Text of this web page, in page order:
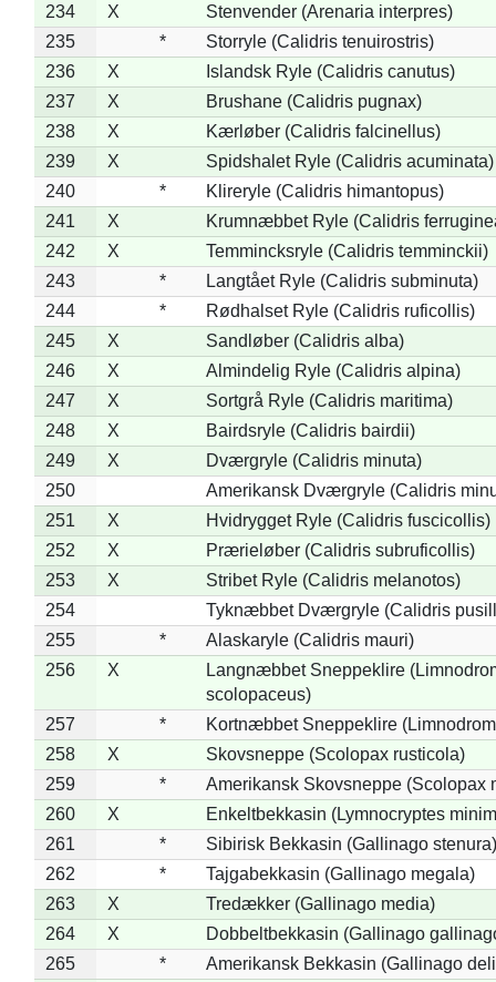
234 X
Stenvender (Arenaria interpres)
235
*
Storryle (Calidris tenuirostris)
236
X
Islandsk Ryle (Calidris canutus)
237
X
Brushane (Calidris pugnax)
238
X
Kærløber (Calidris falcinellus)
239
X
Spidshalet Ryle (Calidris acuminata)
240
*
Klireryle (Calidris himantopus)
241
X
Krumnæbbet Ryle (Calidris
242
X
Temmincksryle (Calidris temminckii)
243
*
Langtået Ryle (Calidris subminuta)
244
*
Rødhalset Ryle (Calidris ruficollis)
245
X
Sandløber (Calidris alba)
246
X
Almindelig Ryle (Calidris alpina)
247
X
Sortgrå Ryle (Calidris maritima)
248
X
Bairdsryle (Calidris bairdii)
249
X
Dværgryle (Calidris minuta)
250
Amerikansk Dværgryle (Calidris
251
X
Hvidrygget Ryle (Calidris fuscicollis)
252
X
Prærieløber (Calidris subruficollis)
253
X
Stribet Ryle (Calidris melanotos)
254
Tyknæbbet Dværgryle (Calidris
255
*
Alaskaryle (Calidris mauri)
256
X
Langnæbbet Sneppeklire
scolopaceus)
257
*
Kortnæbbet Sneppeklire
258
X
Skovsneppe (Scolopax rusticola)
259
*
Amerikansk Skovsneppe (Scolopax
260
X
Enkeltbekkasin (Lymnocryptes
261
*
Sibirisk Bekkasin (Gallinago stenura)
262
*
Tajgabekkasin (Gallinago megala)
263
X
Tredækker (Gallinago media)
264
X
Dobbeltbekkasin (Gallinago
265
*
Amerikansk Bekkasin (Gallinago